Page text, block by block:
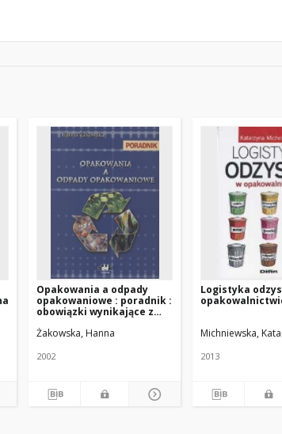
Opakowania a odpady
opakowaniowe : poradnik :
obowiązki wynikające z
prawnych
Żakowska, Hanna
2002
Logistyka
Michniewska,
2013